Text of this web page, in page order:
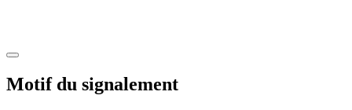
Motif du signalement